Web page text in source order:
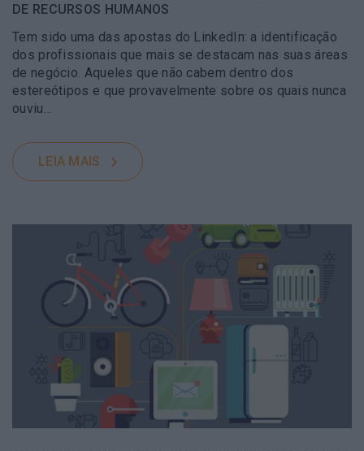
DE RECURSOS HUMANOS
Tem sido uma das apostas do LinkedIn: a identificação
dos profissionais que mais se destacam nas suas áreas
de negócio. Aqueles que não cabem dentro dos
estereótipos e que provavelmente sobre os quais nunca
ouviu…
LEIA MAIS